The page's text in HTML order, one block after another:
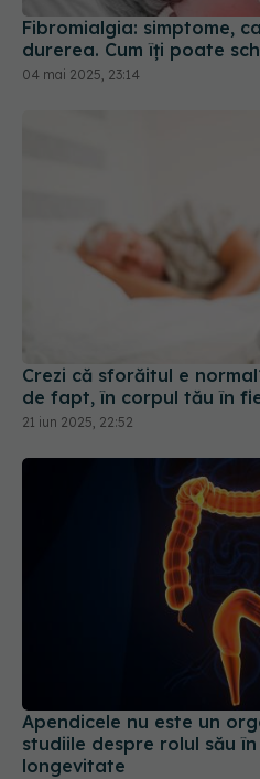
Fibromialgia: simptome,
durerea. Cum îți poate
04 mai 2025, 23:14
Crezi că sforăitul e
de fapt, în corpul tău în
21 iun 2025, 22:52
Apendicele nu este un
studiile despre rolul său
longevitate